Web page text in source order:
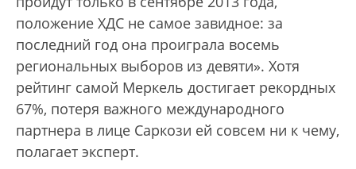
положение ХДС не самое завидное: за
последний год она проиграла восемь
региональных выборов из девяти». Хотя
рейтинг самой Меркель достигает рекордных
67%, потеря важного международного
партнера в лице Саркози ей совсем ни к чему,
полагает эксперт.